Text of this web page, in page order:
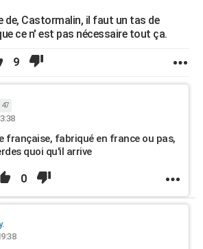
de, Castormalin, il faut un tas de
ce n' est pas nécessaire tout ça.
9
française, fabriqué en france ou pas,
quoi qu'il arrive
0